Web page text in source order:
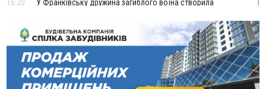
16:20
У Франківську дружина загиблого воїна створила
15:57
У Коломиї на одній з вулиць встановлять комплекс
автоматичної фіксації швидкості
15:29
Війна забрала життя трьох воїнів з Прикарпаття
15:00
На Закарпатті викрили масштабну схему незаконного